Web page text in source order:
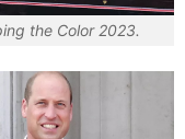
the Color 2023.